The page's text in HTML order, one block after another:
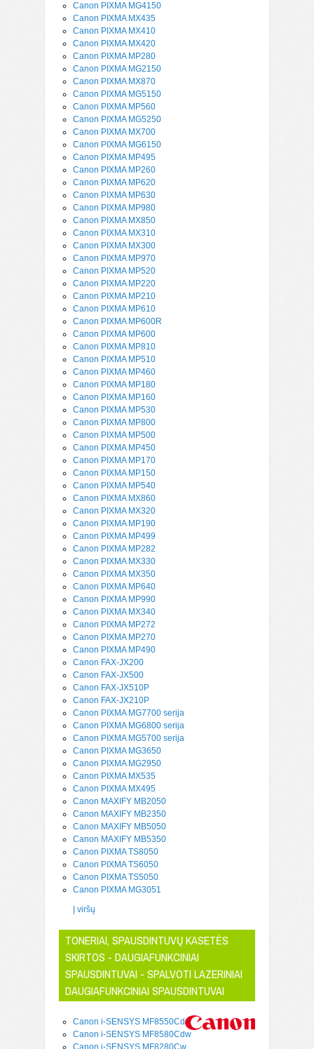
Canon PIXMA MG4150
Canon PIXMA MX435
Canon PIXMA MX410
Canon PIXMA MX420
Canon PIXMA MP280
Canon PIXMA MG2150
Canon PIXMA MX870
Canon PIXMA MG5150
Canon PIXMA MP560
Canon PIXMA MG5250
Canon PIXMA MX700
Canon PIXMA MG6150
Canon PIXMA MP495
Canon PIXMA MP260
Canon PIXMA MP620
Canon PIXMA MP630
Canon PIXMA MP980
Canon PIXMA MX850
Canon PIXMA MX310
Canon PIXMA MX300
Canon PIXMA MP970
Canon PIXMA MP520
Canon PIXMA MP220
Canon PIXMA MP210
Canon PIXMA MP610
Canon PIXMA MP600R
Canon PIXMA MP600
Canon PIXMA MP810
Canon PIXMA MP510
Canon PIXMA MP460
Canon PIXMA MP180
Canon PIXMA MP160
Canon PIXMA MP530
Canon PIXMA MP800
Canon PIXMA MP500
Canon PIXMA MP450
Canon PIXMA MP170
Canon PIXMA MP150
Canon PIXMA MP540
Canon PIXMA MX860
Canon PIXMA MX320
Canon PIXMA MP190
Canon PIXMA MP499
Canon PIXMA MP282
Canon PIXMA MX330
Canon PIXMA MX350
Canon PIXMA MP640
Canon PIXMA MP990
Canon PIXMA MX340
Canon PIXMA MP272
Canon PIXMA MP270
Canon PIXMA MP490
Canon FAX-JX200
Canon FAX-JX500
Canon FAX-JX510P
Canon FAX-JX210P
Canon PIXMA MG7700 serija
Canon PIXMA MG6800 serija
Canon PIXMA MG5700 serija
Canon PIXMA MG3650
Canon PIXMA MG2950
Canon PIXMA MX535
Canon PIXMA MX495
Canon MAXIFY MB2050
Canon MAXIFY MB2350
Canon MAXIFY MB5050
Canon MAXIFY MB5350
Canon PIXMA TS8050
Canon PIXMA TS6050
Canon PIXMA TS5050
Canon PIXMA MG3051
Į viršų
TONERIAI, SPAUSDINTUVŲ KASETĖS
SKIRTOS - DAUGIAFUNKCINIAI
SPAUSDINTUVAI - SPALVOTI LAZERINIAI
DAUGIAFUNKCINIAI SPAUSDINTUVAI
Canon i-SENSYS MF8550Cdn
Canon i-SENSYS MF8580Cdw
Canon i-SENSYS MF8280Cw